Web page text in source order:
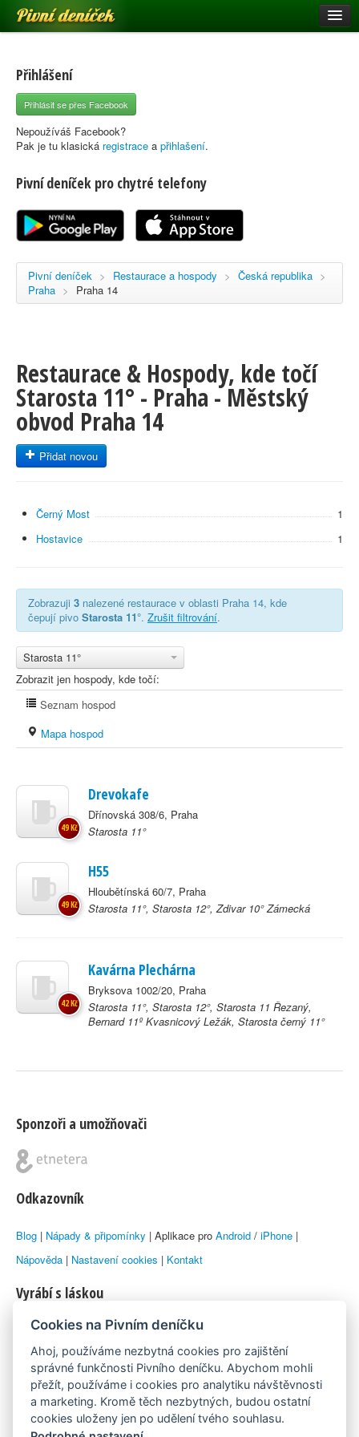
Pivní deníček
Pivní mapa
Pivní značky
Nápověda
Registrace
Přihlášení
Přihlásit se přes Facebook
Nepoužíváš Facebook?
Pak je tu klasická registrace a přihlašení.
Pivní deníček pro chytré telefony
Pivní deníček > Restaurace a hospody > Česká republika >
Praha > Praha 14
Restaurace & Hospody, kde točí
Starosta 11° - Praha - Městský
obvod Praha 14
Přidat novou
Černý Most
1
Hostavice
1
Zobrazuji 3 nalezené restaurace v oblasti Praha 14, kde
čepují pivo Starosta 11°. Zrušit filtrování.
Starosta 11°
Zobrazit jen hospody, kde točí:
Seznam hospod
Mapa hospod
Drevokafe
Dřínovská 308/6, Praha
Starosta 11°
49 Kč
H55
Hloubětínská 60/7, Praha
Starosta 11°, Starosta 12°, Zdivar 10° Zámecká
49 Kč
Kavárna Plechárna
Bryksova 1002/20, Praha
Starosta 11°, Starosta 12°, Starosta 11 Řezaný,
Bernard 11º Kvasnicový Ležák, Starosta černý 11°
42 Kč
Sponzoři a umožňovači
Odkazovník
Blog | Nápady & připomínky | Aplikace pro Android / iPhone |
Nápověda | Nastavení cookies | Kontakt
Vyrábí s láskou
© 2010–2026 byLukáš Zemanaka Emka
Máme rádi
Pivní.info
Cookies na Pivním deníčku
Ahoj, používáme nezbytná cookies pro zajištění
správné funkčnosti Pivního deníčku. Abychom mohli
přežít, používáme i cookies pro analytiku návštěvnosti
a marketing. Kromě těch nezbytných, budou ostatní
cookies uloženy jen po udělení tvého souhlasu.